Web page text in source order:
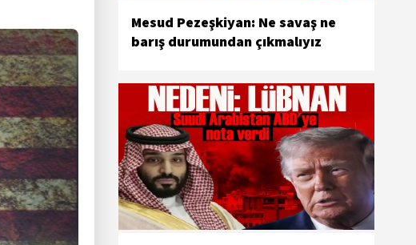
Mesud Pezeşkiyan: Ne savaş ne
barış durumundan çıkmalıyız